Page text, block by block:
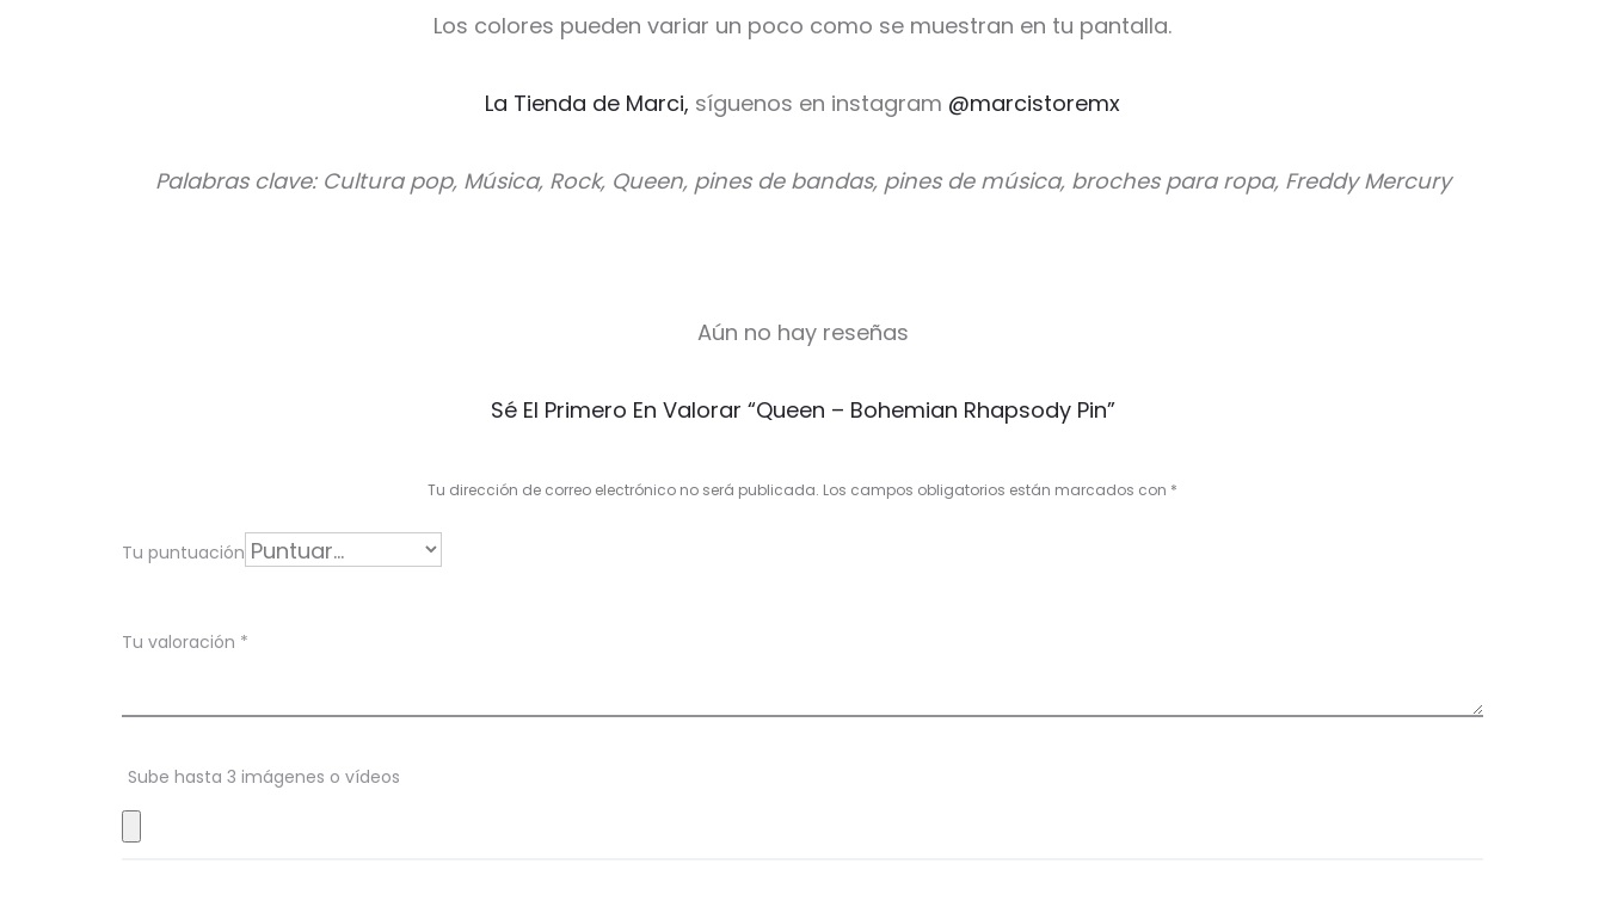
Los colores pueden variar un poco como se muestran en tu pantalla.
La Tienda de Marci, síguenos en instagram @marcistoremx
Palabras clave: Cultura pop, Música, Rock, Queen, pines de bandas, pines de música, broches para ropa, Freddy Mercury
r
c
n
e
Aún no hay reseñas
Sé El Primero En Valorar “Queen – Bohemian Rhapsody Pin”
Tu dirección de correo electrónico no será publicada. Los campos obligatorios están marcados con *
Tu puntuación
Tu valoración *
Sube hasta 3 imágenes o vídeos